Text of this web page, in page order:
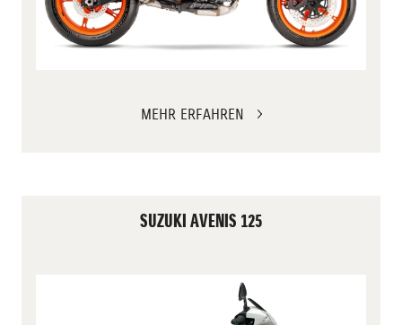
MEHR ERFAHREN
SUZUKI AVENIS 125